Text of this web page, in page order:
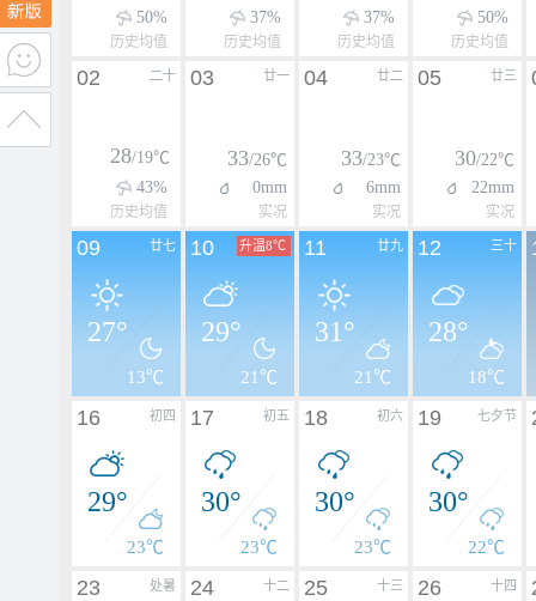
50%
历史均值
37%
历史均值
37%
历史均值
50%
历史均值
二十
02
28/19℃
43%
历史均值
廿一
03
33/26℃
0mm
实况
廿二
04
33/23℃
6mm
实况
廿三
05
30/22℃
22mm
实况
廿七
09
27°
13℃
升温8℃
10
29°
21℃
廿九
11
31°
21℃
三十
12
28°
18℃
初四
16
29°
23℃
初五
17
30°
23℃
初六
18
30°
23℃
七夕节
19
30°
22℃
处暑
23 十二
24 十三
25 十四
26